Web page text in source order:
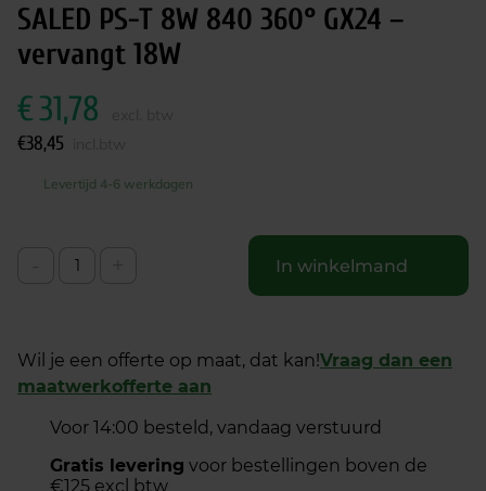
SALED PS-T 8W 840 360° GX24 –
vervangt 18W
€31,78
€38,45
Levertijd 4-6 werkdagen
In winkelmand
Wil je een offerte op maat, dat kan!Vraag dan een
maatwerkofferte aan
Voor 14:00 besteld, vandaag verstuurd
Gratis levering voor bestellingen boven de
€125 excl btw